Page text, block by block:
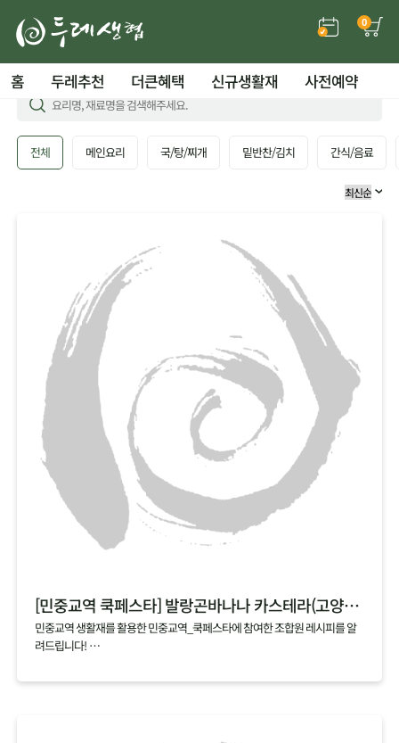
0
홈 두레추천 더큰혜택 신규생활재 사전예약
전체 메인요리 국/탕/찌개 밑반찬/김치 간식/음료
[민중교역 쿡페스타] 발랑곤바나나 카스테라(고양파주)
민중교역 생활재를 활용한 민중교역_쿡페스타에 참여한 조합원 레시피를 알
려드립니다!